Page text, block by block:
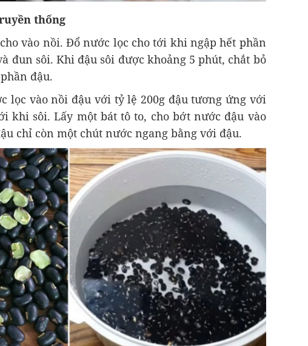
thống
vào nồi. Đổ nước lọc cho tới khi ngập hết phần
đun sôi. Khi đậu sôi được khoảng 5 phút, chắt bỏ
đậu.
lọc vào nồi đậu với tỷ lệ 200g đậu tương ứng với
khi sôi. Lấy một bát tô to, cho bớt nước đậu vào
chỉ còn một chút nước ngang bằng với đậu.